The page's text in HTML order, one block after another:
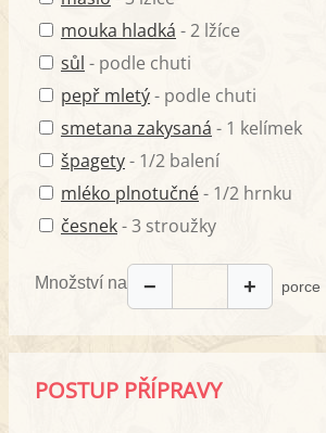
mouka hladká - 2 lžíce
sůl - podle chuti
pepř mletý- podle chuti
smetana zakysaná - 1 kelímek
špagety- 1/2 balení
mléko plnotučné- 1/2 hrnku
česnek- 3 stroužky
Množství na − + porce
POSTUP PŘÍPRAVY